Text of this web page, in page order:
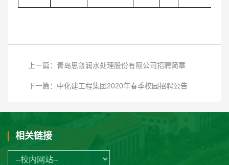
上一篇：青岛思普润水处理股份有限公司招聘简章
下一篇：中化建工程集团2020年春季校园招聘公告
相关链接